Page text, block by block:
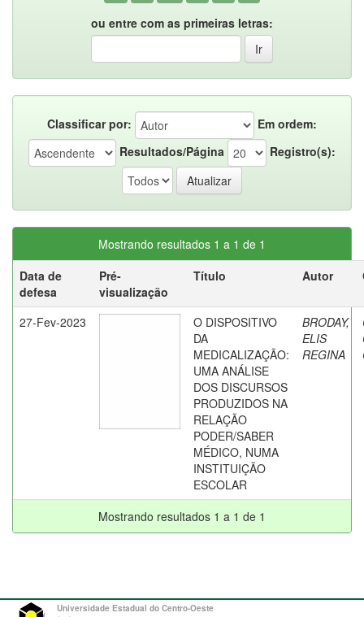
ou entre com as primeiras letras:
Classificar por:
Em ordem:
Resultados/Página
Registro(s):
Mostrando resultados 1 a 1 de 1
Data de
defesa
Pré-
visualização
Título Autor
27-Fev-2023
O DISPOSITIVO
DA
MEDICALIZAÇÃO:
UMA ANÁLISE
DOS DISCURSOS
PRODUZIDOS NA
RELAÇÃO
PODER/SABER
MÉDICO, NUMA
INSTITUIÇÃO
ESCOLAR
BRODAY,
ELIS
REGINA
Mostrando resultados 1 a 1 de 1
Universidade Estadual do Centro-Oeste